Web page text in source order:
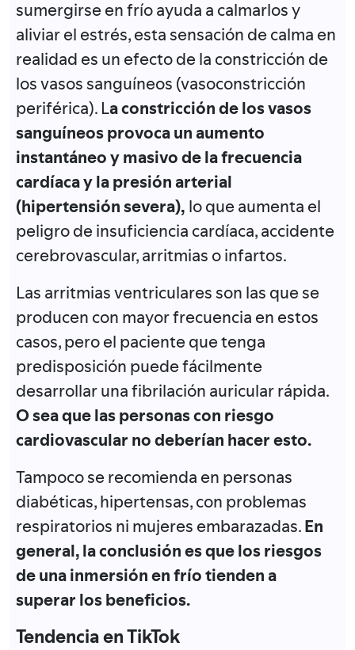
sumergirse en frío ayuda a calmarlos y
aliviar el estrés, esta sensación de calma en
realidad es un efecto de la constricción de
los vasos sanguíneos (vasoconstricción
periférica). La constricción de los vasos
sanguíneos provoca un aumento
instantáneo y masivo de la frecuencia
cardíaca y la presión arterial
(hipertensión severa), lo que aumenta el
peligro de insuficiencia cardíaca, accidente
cerebrovascular, arritmias o infartos.
Las arritmias ventriculares son las que se
producen con mayor frecuencia en estos
casos, pero el paciente que tenga
predisposición puede fácilmente
desarrollar una fibrilación auricular rápida.
O sea que las personas con riesgo
cardiovascular no deberían hacer esto.
Tampoco se recomienda en personas
diabéticas, hipertensas, con problemas
respiratorios ni mujeres embarazadas.En
general, la conclusión es que los riesgos
de una inmersión en frío tienden a
superar los beneficios.
Tendencia en TikTok